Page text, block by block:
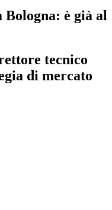
è già al
tecnico
di mercato